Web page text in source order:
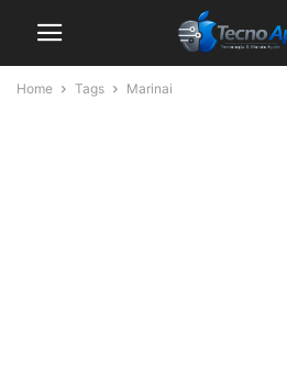
Home Tags Marinai